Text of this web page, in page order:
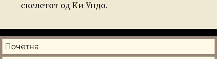
скелетот од Ки Ундо.
Почетна